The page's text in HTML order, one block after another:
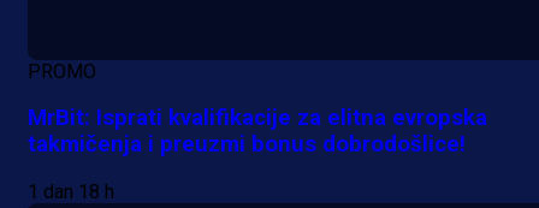
PROMO
MrBit: Isprati kvalifikacije za elitna evropska
takmičenja i preuzmi bonus dobrodošlice!
1 dan 18 h